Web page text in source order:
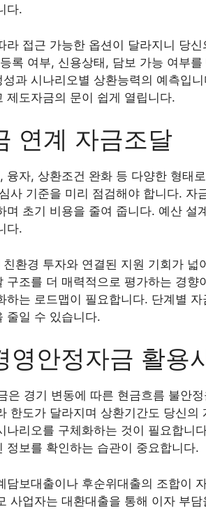
다.
라 접근 가능한 옵션이 달라지니 당
록 여부, 신용상태, 담보 가능 여부
과 시나리오별 상환능력의 예측입
제도자금의 문이 쉽게 열립니다.
연계 자금조달
융자, 상환조건 완화 등 다양한 형태
사 기준을 미리 점검해야 합니다. 자
며 초기 비용을 줄여 줍니다. 예산 설
다.
환경 투자와 연결된 지원 기회가
구조를 더 매력적으로 평가하는 경향
하는 로드맵이 필요합니다. 단계별
줄일 수 있습니다.
영안정자금 활용
은 경기 변동에 따른 현금흐름 불안
한도가 달라지며 상환기간도 당신의
나리오를 구체화하는 것이 필요합니
정보를 확인하는 습관이 중요합니다.
담보대출이나 후순위대출의 조합이
사업자는 대환대출을 통해 이자 부